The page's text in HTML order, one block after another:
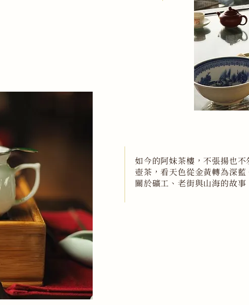
如今的阿妹茶樓，不張揚也
壺茶，看天色從金黃轉為深
關於礦工、老街與山海的故